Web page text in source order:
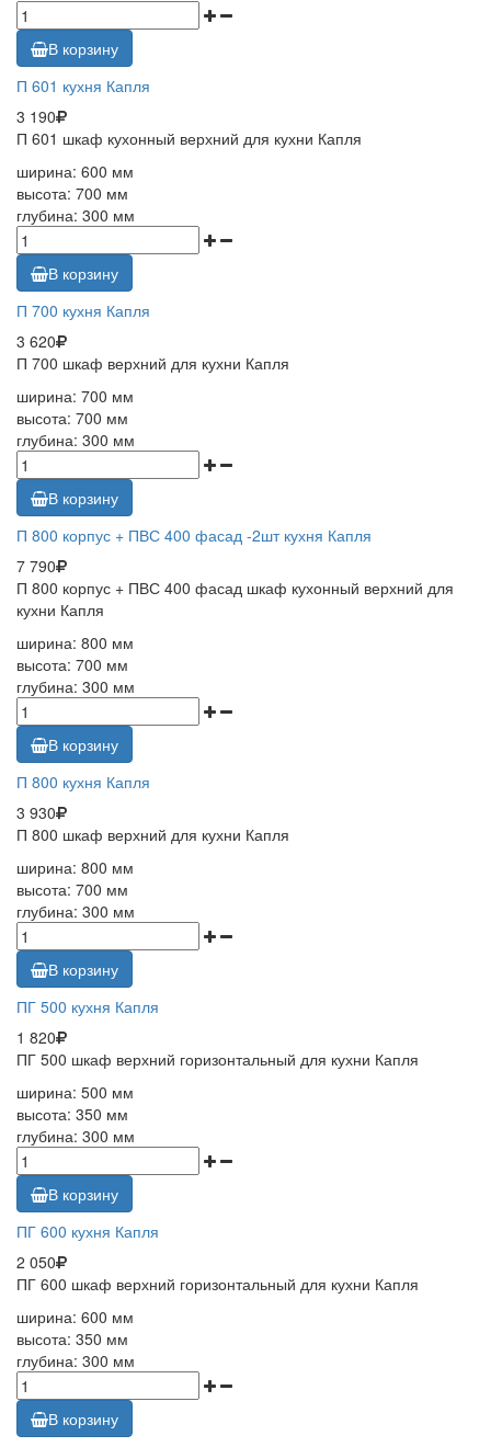
В корзину
П 601 кухня Капля
3 190
П 601 шкаф кухонный верхний для кухни Капля
ширина: 600 мм
высота: 700 мм
глубина: 300 мм
В корзину
П 700 кухня Капля
3 620
П 700 шкаф верхний для кухни Капля
ширина: 700 мм
высота: 700 мм
глубина: 300 мм
В корзину
П 800 корпус + ПВС 400 фасад -2шт кухня Капля
7 790
П 800 корпус + ПВС 400 фасад шкаф кухонный верхний для
кухни Капля
ширина: 800 мм
высота: 700 мм
глубина: 300 мм
В корзину
П 800 кухня Капля
3 930
П 800 шкаф верхний для кухни Капля
ширина: 800 мм
высота: 700 мм
глубина: 300 мм
В корзину
ПГ 500 кухня Капля
1 820
ПГ 500 шкаф верхний горизонтальный для кухни Капля
ширина: 500 мм
высота: 350 мм
глубина: 300 мм
В корзину
ПГ 600 кухня Капля
2 050
ПГ 600 шкаф верхний горизонтальный для кухни Капля
ширина: 600 мм
высота: 350 мм
глубина: 300 мм
В корзину